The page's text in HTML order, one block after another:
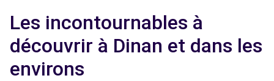
Les incontournables à
découvrir à Dinan et dans les
environs